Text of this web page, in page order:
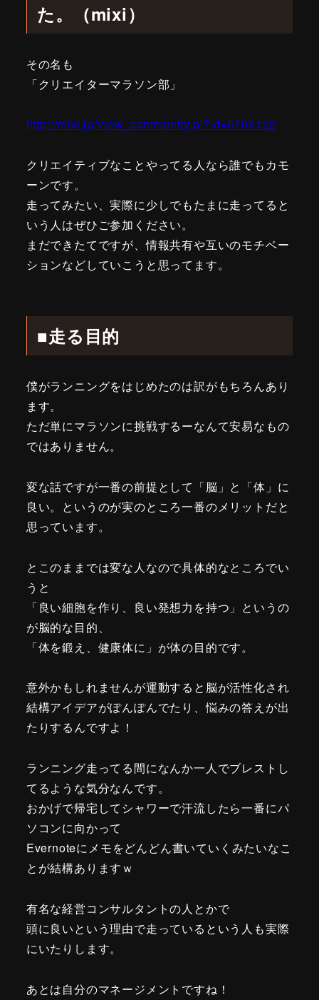
た。（mixi）
その名も
「クリエイターマラソン部」
http://mixi.jp/view_community.pl?id=5706122
クリエイティブなことやってる人なら誰でもカモ
ーンです。
走ってみたい、実際に少しでもたまに走ってると
いう人はぜひご参加ください。
まだできたてですが、情報共有や互いのモチベー
ションなどしていこうと思ってます。
■走る目的
僕がランニングをはじめたのは訳がもちろんあり
ます。
ただ単にマラソンに挑戦するーなんて安易なもの
ではありません。
変な話ですが一番の前提として「脳」と「体」に
良い。というのが実のところ一番のメリットだと
思っています。
とこのままでは変な人なので具体的なところでい
うと
「良い細胞を作り、良い発想力を持つ」というの
が脳的な目的、
「体を鍛え、健康体に」が体の目的です。
意外かもしれませんが運動すると脳が活性化され
結構アイデアがぽんぽんでたり、悩みの答えが出
たりするんですよ！
ランニング走ってる間になんか一人でブレストし
てるような気分なんです。
おかげで帰宅してシャワーで汗流したら一番にパ
ソコンに向かって
Evernoteにメモをどんどん書いていくみたいなこ
とが結構ありますｗ
有名な経営コンサルタントの人とかで
頭に良いという理由で走っているという人も実際
にいたりします。
あとは自分のマネージメントですね！